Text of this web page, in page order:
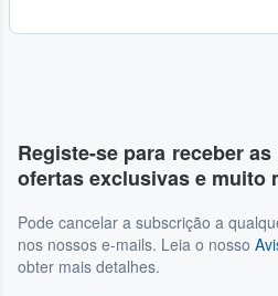
Registe-se para receber
ofertas exclusivas e muito
Pode cancelar a subscrição a
nos nossos e-mails. Leia o nosso
obter mais detalhes.